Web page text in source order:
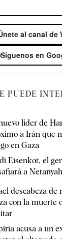
al canal de
Síguenos en
PUEDE
líder de
a Irán que
en Gaza
Eisenkot, el
a
descabeza de
con la muerte
acusa a un